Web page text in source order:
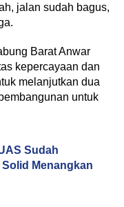
jalan sudah bagus,
Barat Anwar
kepercayaan dan
melanjutkan dua
untuk
Sudah
Menangkan